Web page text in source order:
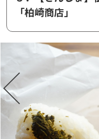
「柏崎商店」